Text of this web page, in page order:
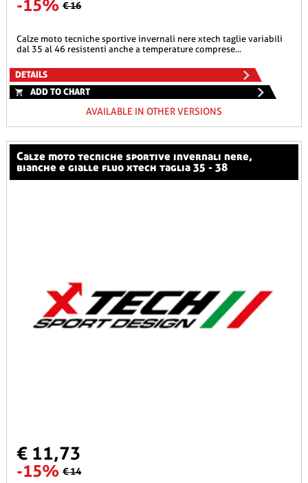
-15% € 16
calze moto tecniche sportive invernali nere xtech taglie variabili
dal 35 al 46 resistenti anche a temperature comprese...
DETAILS
ADD TO CHART
AVAILABLE IN OTHER VERSIONS
calze moto tecniche sportive invernali nere,
bianche e gialle fluo xtech taglia 35 - 38
€ 11,73
-15% € 14